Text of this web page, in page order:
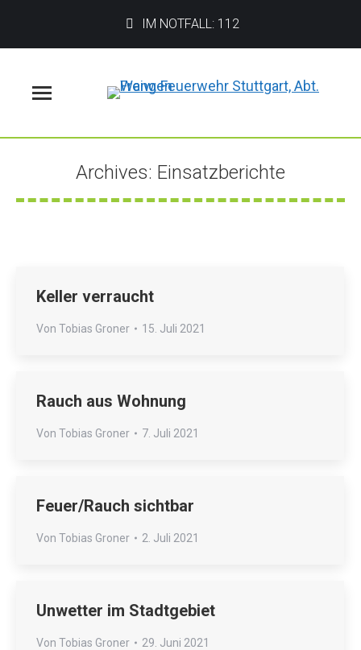
IM NOTFALL: 112
Archives: Einsatzberichte
Sie befinden sich hier:
Keller verraucht
Von Tobias Groner 15. Juli 2021
Rauch aus Wohnung
Von Tobias Groner 7. Juli 2021
Feuer/Rauch sichtbar
Von Tobias Groner 2. Juli 2021
Unwetter im Stadtgebiet
Von Tobias Groner 29. Juni 2021